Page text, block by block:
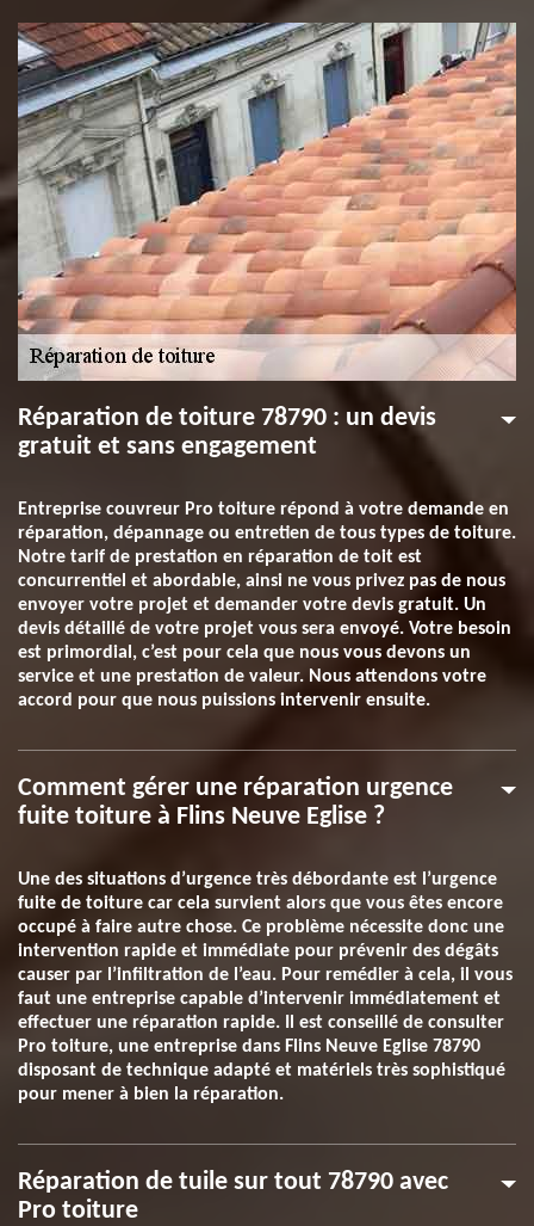
Réparation de toiture 78790 : un devis
gratuit et sans engagement
Entreprise couvreur Pro toiture répond à votre demande en
réparation, dépannage ou entretien de tous types de toiture.
Notre tarif de prestation en réparation de toit est
concurrentiel et abordable, ainsi ne vous privez pas de nous
envoyer votre projet et demander votre devis gratuit. Un
devis détaillé de votre projet vous sera envoyé. Votre besoin
est primordial, c’est pour cela que nous vous devons un
service et une prestation de valeur. Nous attendons votre
accord pour que nous puissions intervenir ensuite.
Comment gérer une réparation urgence
fuite toiture à Flins Neuve Eglise ?
Une des situations d’urgence très débordante est l’urgence
fuite de toiture car cela survient alors que vous êtes encore
occupé à faire autre chose. Ce problème nécessite donc une
intervention rapide et immédiate pour prévenir des dégâts
causer par l’infiltration de l’eau. Pour remédier à cela, il vous
faut une entreprise capable d’intervenir immédiatement et
effectuer une réparation rapide. Il est conseillé de consulter
Pro toiture, une entreprise dans Flins Neuve Eglise 78790
disposant de technique adapté et matériels très sophistiqué
pour mener à bien la réparation.
Réparation de tuile sur tout 78790 avec
Pro toiture